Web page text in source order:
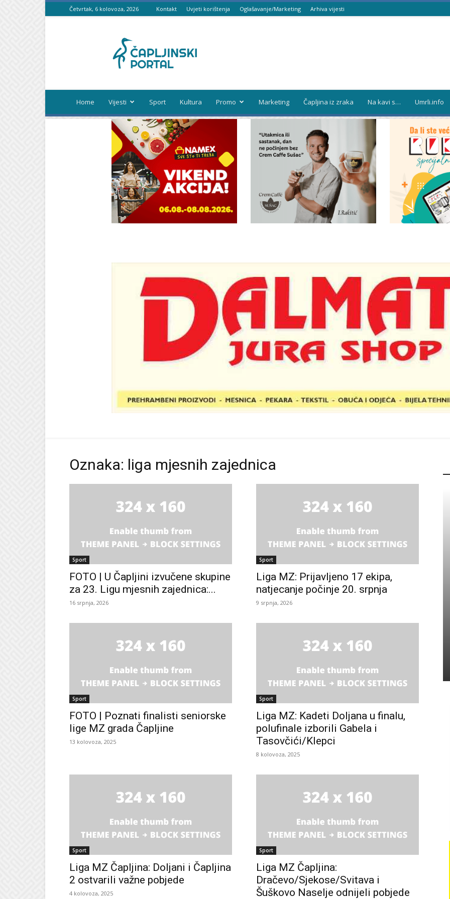
Četvrtak, 6 kolovoza, 2026 Kontakt Uvjeti korištenja Oglašavanje/Marketing Arhiva vijesti
portal
Home Vijesti Sport Kultura Promo Marketing Čapljina iz zraka Na kavi s… Umrli.info
Oznaka: liga mjesnih zajednica
Sport
FOTO | U Čapljini izvučene skupine
za 23. Ligu mjesnih zajednica:...
16 srpnja, 2026
Sport
Liga MZ: Prijavljeno 17 ekipa,
natjecanje počinje 20. srpnja
9 srpnja, 2026
Sport
FOTO | Poznati finalisti seniorske
lige MZ grada Čapljine
13 kolovoza, 2025
Sport
Liga MZ: Kadeti Doljana u finalu,
polufinale izborili Gabela i
Tasovčići/Klepci
8 kolovoza, 2025
Sport
Liga MZ Čapljina: Doljani i Čapljina
2 ostvarili važne pobjede
4 kolovoza, 2025
Sport
Liga MZ Čapljina:
Dračevo/Sjekose/Svitava i
Šuškovo Naselje odnijeli pobjede